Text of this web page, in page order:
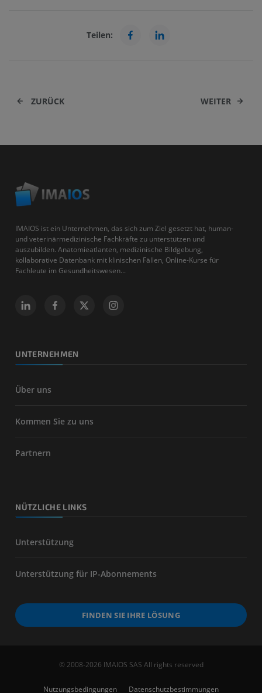
Teilen:
ZURÜCK WEITER
IMAIOS ist ein Unternehmen, das sich zum Ziel gesetzt hat, human-
und veterinärmedizinische Fachkräfte zu unterstützen und
auszubilden. Anatomieatlanten, medizinische Bildgebung,
kollaborative Datenbank mit klinischen Fällen, Online-Kurse für
Fachleute im Gesundheitswesen...
UNTERNEHMEN
Über uns
Kommen Sie zu uns
Partnern
NÜTZLICHE LINKS
Unterstützung
Unterstützung für IP-Abonnements
FINDEN SIE IHRE LÖSUNG
© 2008-2026 IMAIOS SAS All rights reserved
Nutzungsbedingungen Datenschutzbestimmungen